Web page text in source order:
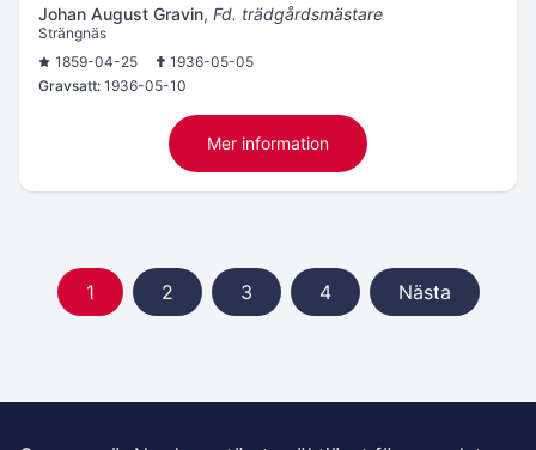
Johan August Gravin, Fd. trädgårdsmästare
Strängnäs
1859-04-25
1936-05-05
Gravsatt: 1936-05-10
Mer information
1 2 3 4 Nästa